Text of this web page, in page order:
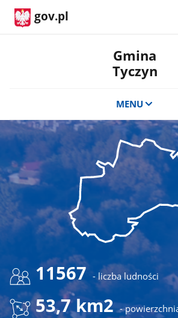
gov.pl
Gmina
Tyczyn
MENU
11567 - liczba ludności
53,7 km2 -